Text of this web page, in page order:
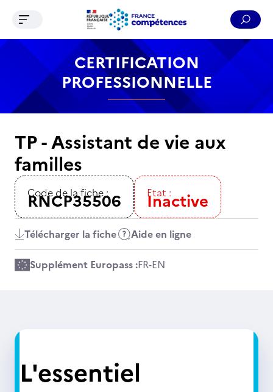
Contenu Recherche Menu Pied de page
Ouvrir le menu de navigation
CERTIFICATION
PROFESSIONNELLE
TP - Assistant de vie aux
familles
Code de la fiche :
RNCP35506 Etat :
Inactive
Télécharger la fiche Aide en ligne
Supplément Europass :FR-EN
L'essentiel